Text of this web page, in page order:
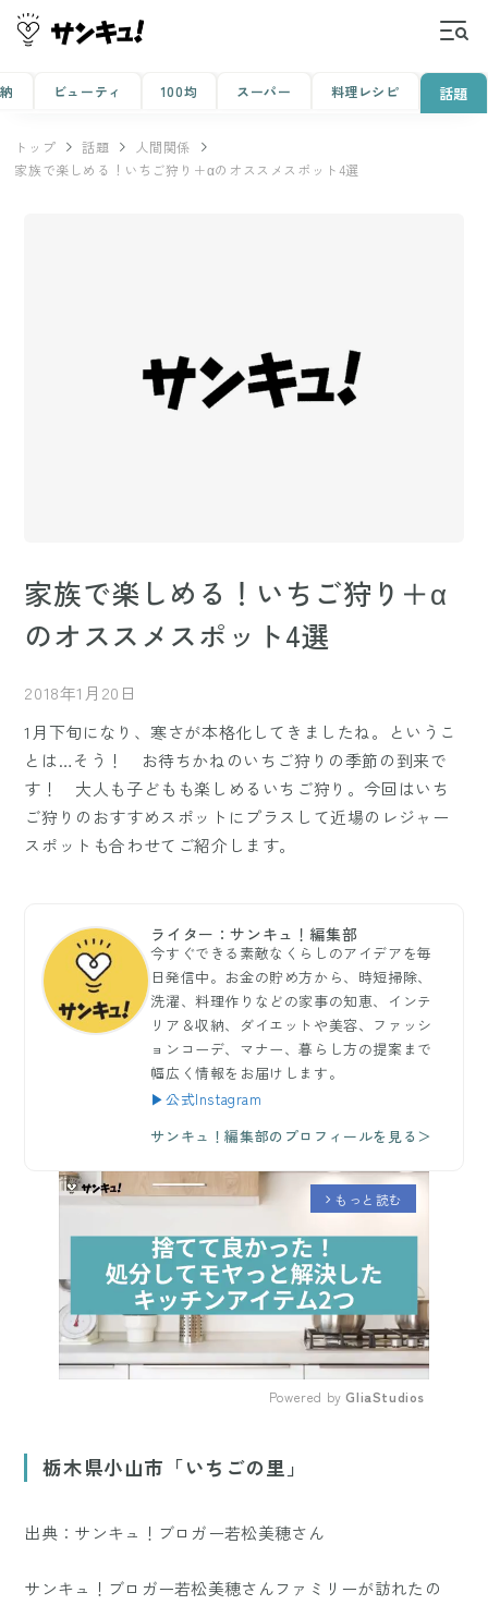
ビューティ 100均 スーパー 料理レシピ 話題
トップ 話題
人間関係
家族で楽しめる！いちご狩り＋αのオススメスポット4選
家族で楽しめる！いちご狩り＋α
のオススメスポット4選
2018年1月20日
1月下旬になり、寒さが本格化してきましたね。というこ
とは…そう！ お待ちかねのいちご狩りの季節の到来で
す！ 大人も子どもも楽しめるいちご狩り。今回はいち
ご狩りのおすすめスポットにプラスして近場のレジャー
スポットも合わせてご紹介します。
ライター：サンキュ！編集部
今すぐできる素敵なくらしのアイデアを毎
日発信中。お金の貯め方から、時短掃除、
洗濯、料理作りなどの家事の知恵、インテ
リア＆収納、ダイエットや美容、ファッシ
ョンコーデ、マナー、暮らし方の提案まで
幅広く情報をお届けします。
▶公式Instagram
サンキュ！編集部のプロフィールを見る＞
arrow_forward_ios もっと読む
Powered by GliaStudios
栃木県小山市「いちごの里」
出典：サンキュ！ブロガー若松美穂さん
サンキュ！ブロガー若松美穂さんファミリーが訪れたの